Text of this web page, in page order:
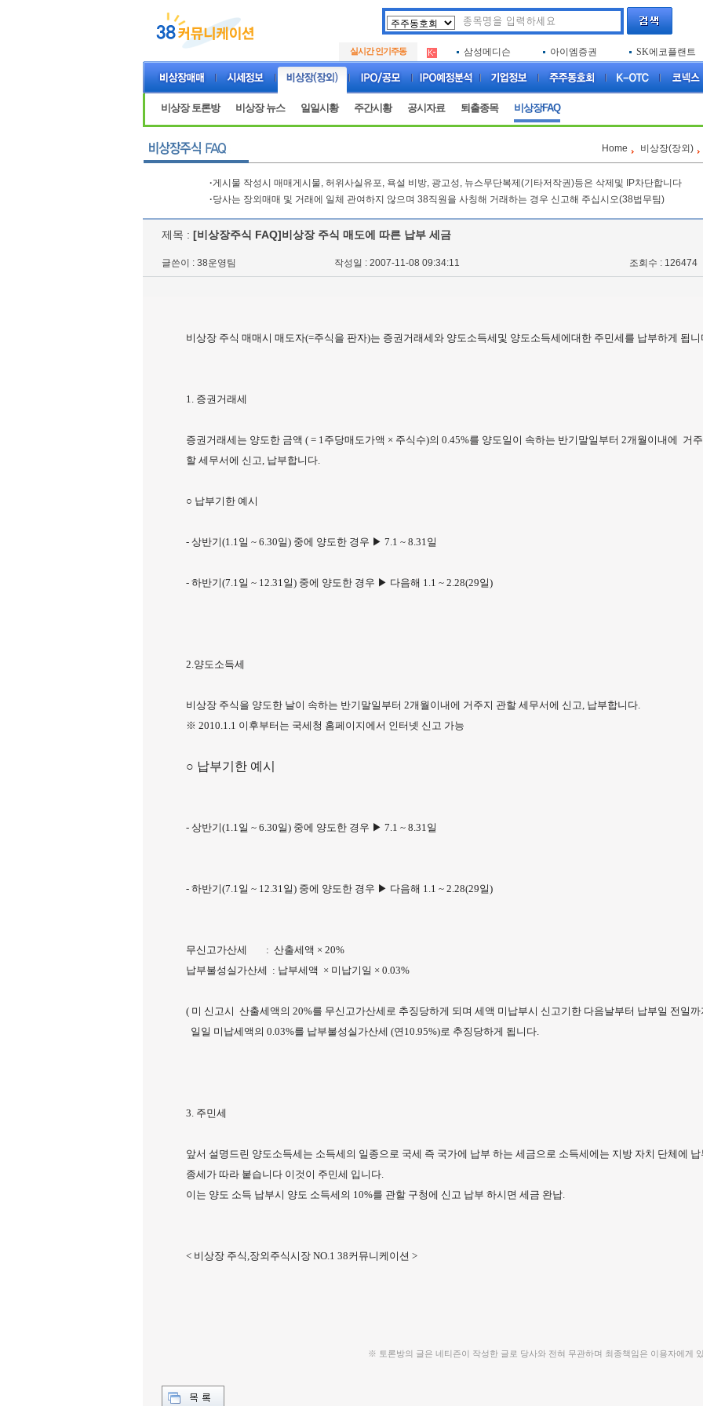
실시간 인기주동
. 아크로스 두나무
엑소코바이오
삼성메디슨 아이엠증권
SK에코플랜트
.
아크로스 두나무
엑소코바이오
.
아하 루켄테크놀러지
비상장 토론방 비상장 뉴스 일일시황 주간시황 공시자료 퇴출종목 비상장FAQ
Home 비상장(장외)
·게시물 작성시 매매게시물, 허위사실유포, 욕설 비방, 광고성, 뉴스무단복제(기타저작권)등은 삭제및 IP차단합니다
·당사는 장외매매 및 거래에 일체 관여하지 않으며 38직원을 사칭해 거래하는 경우 신고해 주십시오(38법무팀)
제목 : [비상장주식 FAQ]비상장 주식 매도에 따른 납부 세금
글쓴이 : 38운영팀 작성일 : 2007-11-08 09:34:11 조회수 : 126474
비상장 주식 매매시 매도자(=주식을 판자)는 증권거래세와 양도소득세및 양도소득세에대한 주민세를 납부하게 됩니
1. 증권거래세
증권거래세는 양도한 금액 ( = 1주당매도가액 × 주식수)의 0.45%를 양도일이 속하는 반기말일부터 2개월이내에 거
할 세무서에 신고, 납부합니다.
○ 납부기한 예시
- 상반기(1.1일 ~ 6.30일) 중에 양도한 경우 ▶ 7.1 ~ 8.31일
- 하반기(7.1일 ~ 12.31일) 중에 양도한 경우 ▶ 다음해 1.1 ~ 2.28(29일)
2.양도소득세
비상장 주식을 양도한 날이 속하는 반기말일부터 2개월이내에 거주지 관할 세무서에 신고, 납부합니다.
※ 2010.1.1 이후부터는 국세청 홈페이지에서 인터넷 신고 가능
○ 납부기한 예시
- 상반기(1.1일 ~ 6.30일) 중에 양도한 경우 ▶ 7.1 ~ 8.31일
- 하반기(7.1일 ~ 12.31일) 중에 양도한 경우 ▶ 다음해 1.1 ~ 2.28(29일)
무신고가산세 : 산출세액 × 20%
납부불성실가산세 : 납부세액 × 미납기일 × 0.03%
( 미 신고시 산출세액의 20%를 무신고가산세로 추징당하게 되며 세액 미납부시 신고기한 다음날부터 납부일 전일까
일일 미납세액의 0.03%를 납부불성실가산세 (연10.95%)로 추징당하게 됩니다.
3. 주민세
앞서 설명드린 양도소득세는 소득세의 일종으로 국세 즉 국가에 납부 하는 세금으로 소득세에는 지방 자치 단체에
종세가 따라 붙습니다 이것이 주민세 입니다.
이는 양도 소득 납부시 양도 소득세의 10%를 관할 구청에 신고 납부 하시면 세금 완납.
< 비상장 주식,장외주식시장 NO.1 38커뮤니케이션 >
※ 토론방의 글은 네티즌이 작성한 글로 당사와 전혀 무관하며 최종책임은 이용자에게